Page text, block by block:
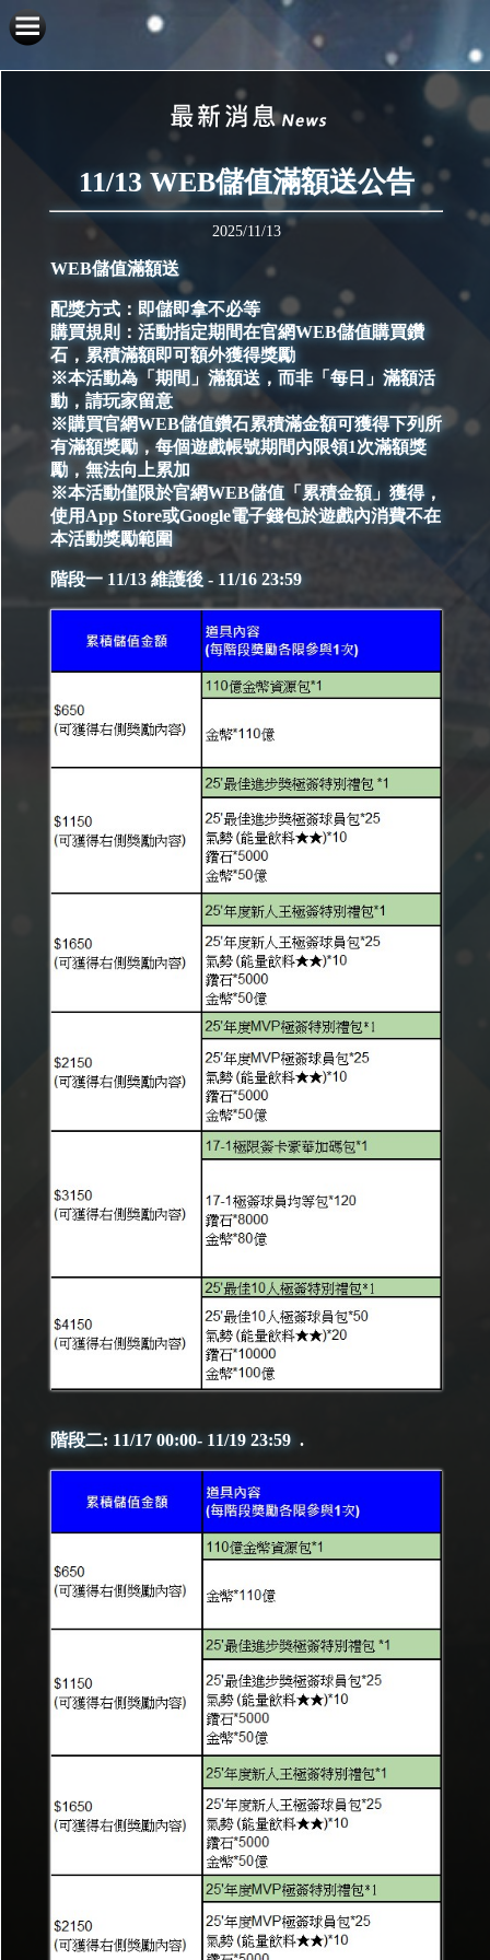
11/13 WEB儲值滿額送公告
2025/11/13
WEB儲值滿額送
配獎方式：即儲即拿不必等
購買規則：活動指定期間在官網WEB儲值購買鑽
石，累積滿額即可額外獲得獎勵
※本活動為「期間」滿額送，而非「每日」滿額活
動，請玩家留意
※購買官網WEB儲值鑽石累積滿金額可獲得下列所
有滿額獎勵，每個遊戲帳號期間內限領1次滿額獎
勵，無法向上累加
※本活動僅限於官網WEB儲值「累積金額」獲得，
使用App Store或Google電子錢包於遊戲內消費不在
本活動獎勵範圍
階段一 11/13 維護後 - 11/16 23:59
階段二: 11/17 00:00- 11/19 23:59 .